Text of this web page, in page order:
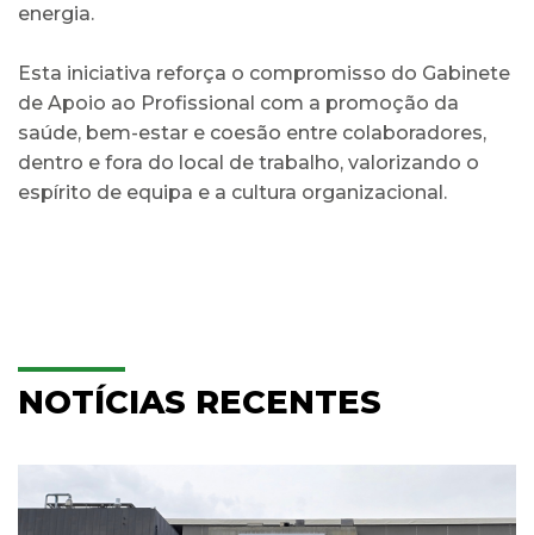
energia.
Esta iniciativa reforça o compromisso do Gabinete
de Apoio ao Profissional com a promoção da
saúde, bem-estar e coesão entre colaboradores,
dentro e fora do local de trabalho, valorizando o
espírito de equipa e a cultura organizacional.
NOTÍCIAS RECENTES